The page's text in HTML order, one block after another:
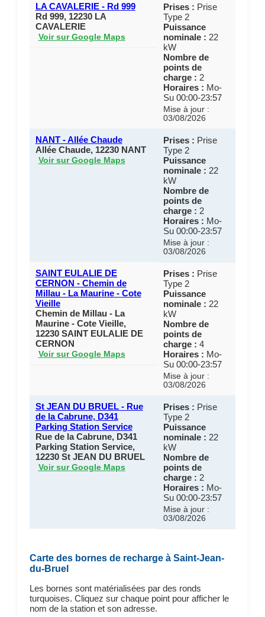
LA CAVALERIE - Rd 999
Rd 999, 12230 LA
CAVALERIE
Voir sur Google Maps
Prises : Prise
Type 2
Puissance
nominale : 22
kW
Nombre de
points de
charge : 2
Horaires : Mo-
Su 00:00-23:57
Mise à jour :
03/08/2026
NANT - Allée Chaude
Allée Chaude, 12230 NANT
Voir sur Google Maps
Prises : Prise
Type 2
Puissance
nominale : 22
kW
Nombre de
points de
charge : 2
Horaires : Mo-
Su 00:00-23:57
Mise à jour :
03/08/2026
SAINT EULALIE DE
CERNON - Chemin de
Millau - La Maurine - Cote
Vieille
Chemin de Millau - La
Maurine - Cote Vieille,
12230 SAINT EULALIE DE
CERNON
Voir sur Google Maps
Prises : Prise
Type 2
Puissance
nominale : 22
kW
Nombre de
points de
charge : 4
Horaires : Mo-
Su 00:00-23:57
Mise à jour :
03/08/2026
St JEAN DU BRUEL - Rue
de la Cabrune, D341
Parking Station Service
Rue de la Cabrune, D341
Parking Station Service,
12230 St JEAN DU BRUEL
Voir sur Google Maps
Prises : Prise
Type 2
Puissance
nominale : 22
kW
Nombre de
points de
charge : 2
Horaires : Mo-
Su 00:00-23:57
Mise à jour :
03/08/2026
Carte des bornes de recharge à Saint-Jean-
du-Bruel
Les bornes sont matérialisées par des ronds
turquoises. Cliquez sur chaque point pour afficher le
nom de la station et son adresse.